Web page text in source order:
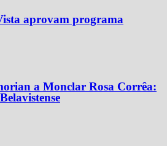
aprovam programa
a Monclar Rosa Corrêa: